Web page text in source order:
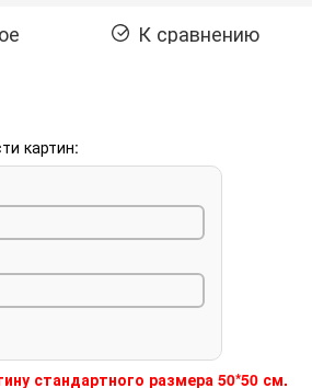
К сравнению
картин:
стандартного размера 50*50 см.